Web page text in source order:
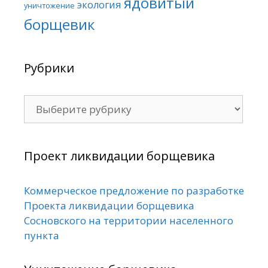
уничтожение экология
борщевик
Рубрики
Рубрики
Проект ликвидации борщевика
Коммерческое предложение по разработке
Проекта ликвидации борщевика
Сосновского на территории населенного
пункта